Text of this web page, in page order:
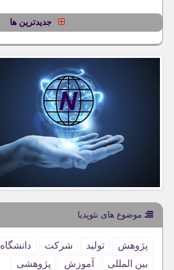
جدیدترین ها
موضوع های نئوپدیا
پژوهش تولید شركت دانشگاه
بین المللی
آموزش پژوهشی